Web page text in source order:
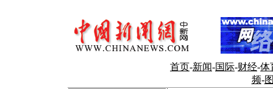
首页-新闻-国际-财经-体
频-